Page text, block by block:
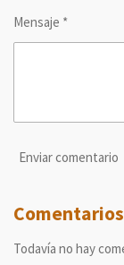
Mensaje *
Enviar comentario
Comentarios
Todavía no hay